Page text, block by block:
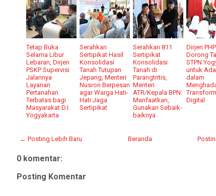
Tetap Buka
Selama Libur
Lebaran, Dirjen
PSKP Supervisi
Jalannya
Layanan
Pertanahan
Terbatas bagi
Masyarakat D.I.
Yogyakarta
Serahkan
Sertipikat Hasil
Konsolidasi
Tanah Tutupan
Jepang, Menteri
Nusron Berpesan
agar Warga Hati-
Hati Jaga
Sertipikat
Serahkan 811
Sertipikat
Konsolidasi
Tanah di
Parangtritis,
Menteri
ATR/Kepala BPN:
Manfaatkan,
Gunakan Sebaik-
baiknya
Dirjen
Dorong
STPN
untuk
dalam
Digital
← Posting Lebih Baru Beranda
0 komentar:
Posting Komentar